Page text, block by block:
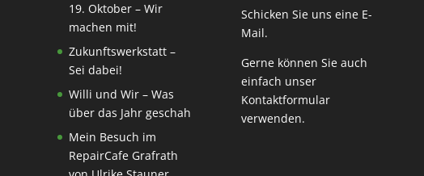
19. Oktober – Wir
machen mit!
Zukunftswerkstatt –
Sei dabei!
Willi und Wir – Was
über das Jahr geschah
Mein Besuch im
RepairCafe Grafrath
Schicken Sie uns eine E-
Mail.
Gerne können Sie auch
einfach unser
Kontaktformular
verwenden.